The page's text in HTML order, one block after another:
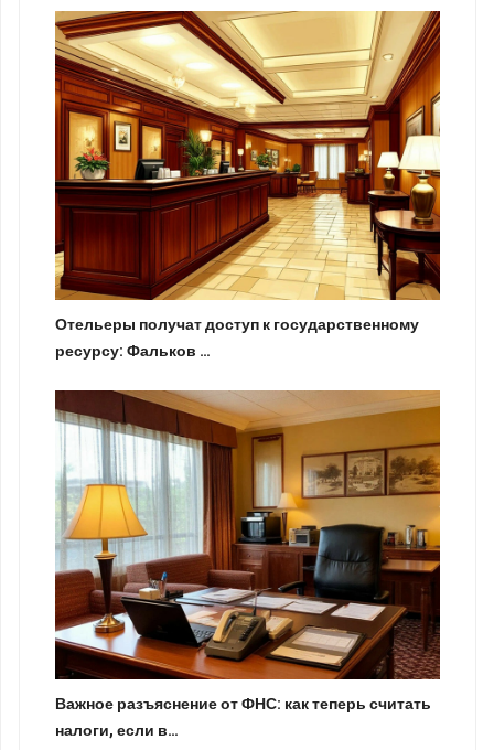
Отельеры получат доступ к государственному
ресурсу: Фальков …
Важное разъяснение от ФНС: как теперь считать
налоги, если в…